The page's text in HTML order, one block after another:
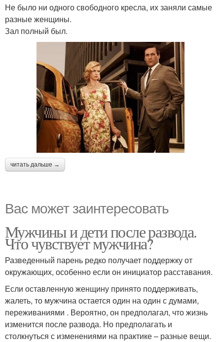
Не было ни одного свободного кресла, их заняли самые
разные женщины.
Зал полный был.
читать дальше →
Вас может заинтересовать
Мужчины и дети после развода.
Что чувствует мужчина?
Разведенный парень редко получает поддержку от
окружающих, особенно если он инициатор расставания.
Если оставленную женщину принято поддерживать,
жалеть, то мужчина остается один на один с думами,
переживаниями . Вероятно, он предполагал, что жизнь
изменится после развода. Но предполагать и
столкнуться с изменениями на практике – разные вещи.